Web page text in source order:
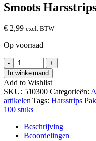
Smoots
€ 2,99 excl. BTW
Op voorraad
-
Smoots
Harsstrips
Pakje
100
stuks
hoeveelheid
+
In winkelmand
Add to Wishlist
SKU: 510300 Categorieën:
artikelen Tags: Harsstrips
100 stuks
Beschrijving
Beoordelingen